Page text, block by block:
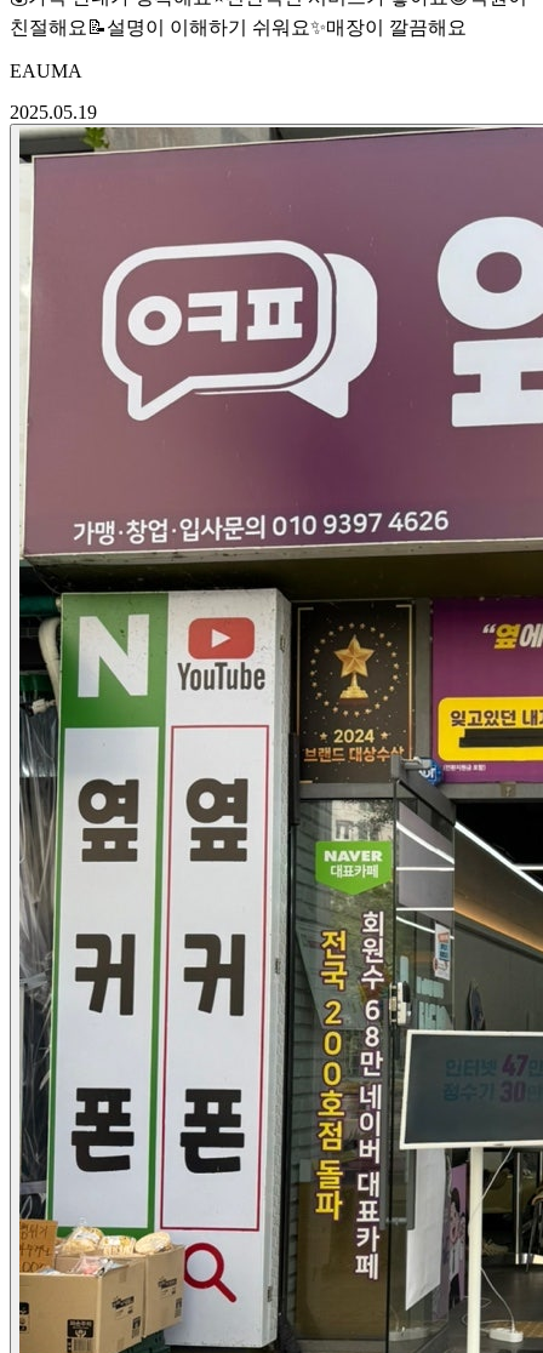
친절해요 📝설명이 이해하기 쉬워요✨매장이 깔끔해요
EAUMA
2025.05.19